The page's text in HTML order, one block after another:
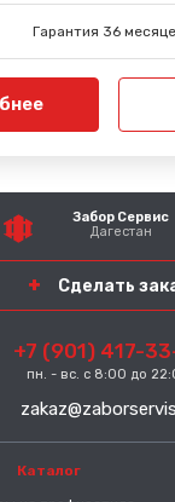
Гарантия 36
Забор Сервис
Дагестан
Сделать
+7 (901) 417-
пн. - вс. с 8:00 до
Каталог